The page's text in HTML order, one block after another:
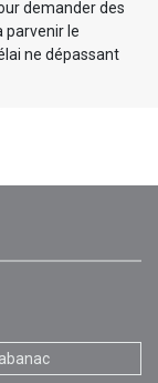
demander des
parvenir le
ne dépassant